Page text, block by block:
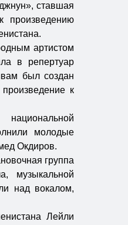
ставшая
произведению
артистом
в репертуар
был создан
к
молодые
Окдиров.
группа
музыкальной
над вокалом,
Лейли